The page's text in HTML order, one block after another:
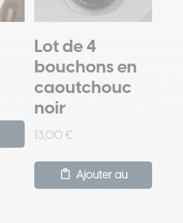
Lot de 4
bouchons en
caoutchouc
noir
13,00€
Ajouter au